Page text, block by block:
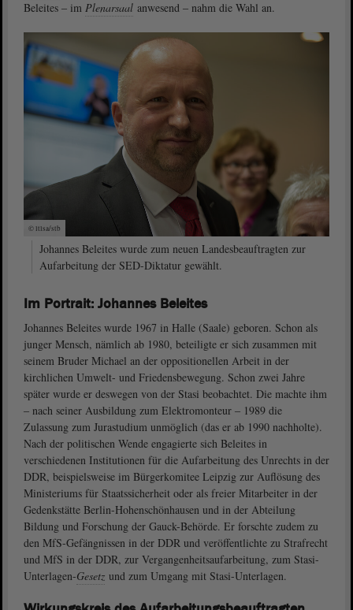
Beleites ‒ im Plenarsaal anwesend ‒ nahm die Wahl an.
© ltlsa/stb
Johannes Beleites wurde zum neuen Landesbeauftragten zur
Aufarbeitung der SED-Diktatur gewählt.
Im Portrait: Johannes Beleites
Johannes Beleites wurde 1967 in Halle (Saale) geboren. Schon als
junger Mensch, nämlich ab 1980, beteiligte er sich zusammen mit
seinem Bruder Michael an der oppositionellen Arbeit in der
kirchlichen Umwelt- und Friedensbewegung. Schon zwei Jahre
später wurde er deswegen von der Stasi beobachtet. Die machte ihm
‒ nach seiner Ausbildung zum Elektromonteur ‒ 1989 die
Zulassung zum Jurastudium unmöglich (das er ab 1990 nachholte).
Nach der politischen Wende engagierte sich Beleites in
verschiedenen Institutionen für die Aufarbeitung des Unrechts in der
DDR, beispielsweise im Bürgerkomitee Leipzig zur Auflösung des
Ministeriums für Staatssicherheit oder als freier Mitarbeiter in der
Gedenkstätte Berlin-Hohenschönhausen und in der Abteilung
Bildung und Forschung der Gauck-Behörde. Er forschte zudem zu
den MfS-Gefängnissen in der DDR und veröffentlichte zu Strafrecht
und MfS in der DDR, zur Vergangenheitsaufarbeitung, zum Stasi-
Unterlagen-Gesetz und zum Umgang mit Stasi-Unterlagen.